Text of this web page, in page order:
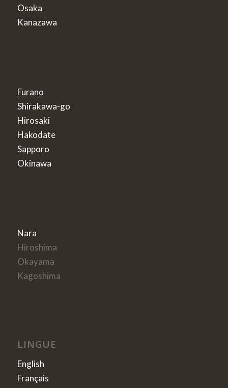
Osaka
Kanazawa
Furano
Shirakawa-go
Hirosaki
Hakodate
Sapporo
Okinawa
Nara
Hiroshima
Okayama
Kagoshima
LINGUE
English
Français